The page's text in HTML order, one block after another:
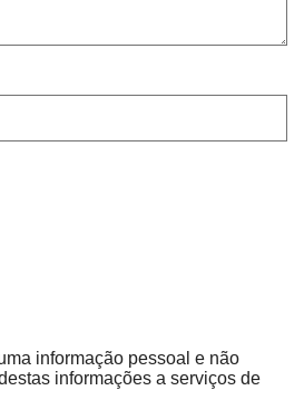
informação pessoal e não
informações a serviços de